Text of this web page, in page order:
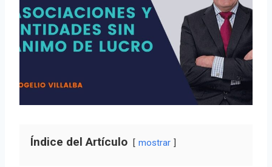
Índice del Artículo mostrar